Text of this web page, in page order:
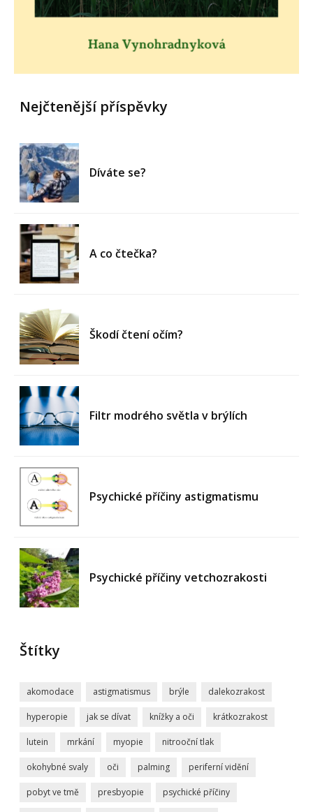
Nejčtenější příspěvky
Díváte se?
A co čtečka?
Škodí čtení očím?
Filtr modrého světla v brýlích
Psychické příčiny astigmatismu
Psychické příčiny vetchozrakosti
Štítky
akomodace astigmatismus brýle dalekozrakost
hyperopie jak se dívat knížky a oči krátkozrakost
lutein mrkání myopie nitrooční tlak
okohybné svaly oči palming periferní vidění
pobyt ve tmě presbyopie psychické příčiny